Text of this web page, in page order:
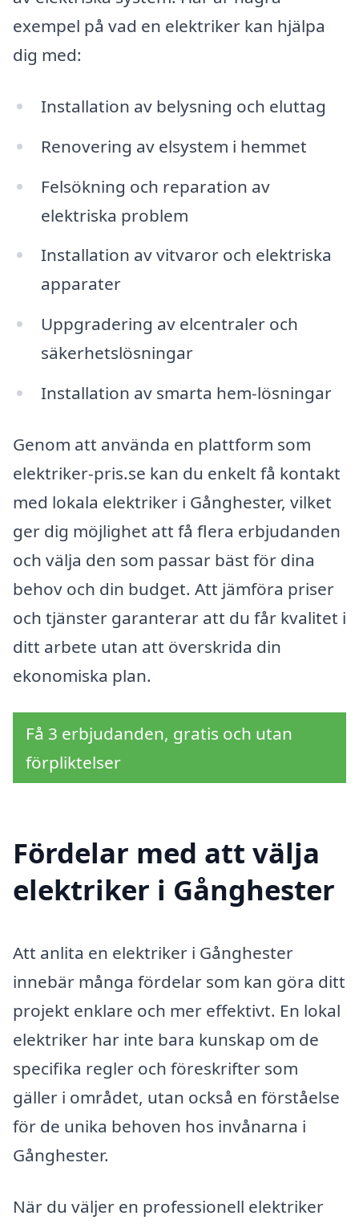
exempel på vad en elektriker kan hjälpa
dig med:
Installation av belysning och eluttag
Renovering av elsystem i hemmet
Felsökning och reparation av
elektriska problem
Installation av vitvaror och elektriska
apparater
Uppgradering av elcentraler och
säkerhetslösningar
Installation av smarta hem-lösningar
Genom att använda en plattform som
elektriker-pris.se kan du enkelt få kontakt
med lokala elektriker i Gånghester, vilket
ger dig möjlighet att få flera erbjudanden
och välja den som passar bäst för dina
behov och din budget. Att jämföra priser
och tjänster garanterar att du får kvalitet i
ditt arbete utan att överskrida din
ekonomiska plan.
Få 3 erbjudanden, gratis och utan
förpliktelser
Fördelar med att välja
elektriker i Gånghester
Att anlita en elektriker i Gånghester
innebär många fördelar som kan göra ditt
projekt enklare och mer effektivt. En lokal
elektriker har inte bara kunskap om de
specifika regler och föreskrifter som
gäller i området, utan också en förståelse
för de unika behoven hos invånarna i
Gånghester.
När du väljer en professionell elektriker